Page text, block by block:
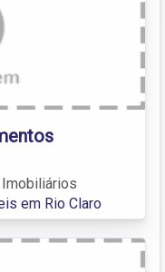
em Rio Claro